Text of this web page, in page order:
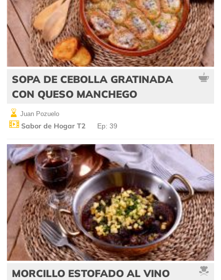
SOPA DE CEBOLLA GRATINADA
CON QUESO MANCHEGO
Juan Pozuelo
Sabor de Hogar T2 Ep: 39
MORCILLO ESTOFADO AL VINO